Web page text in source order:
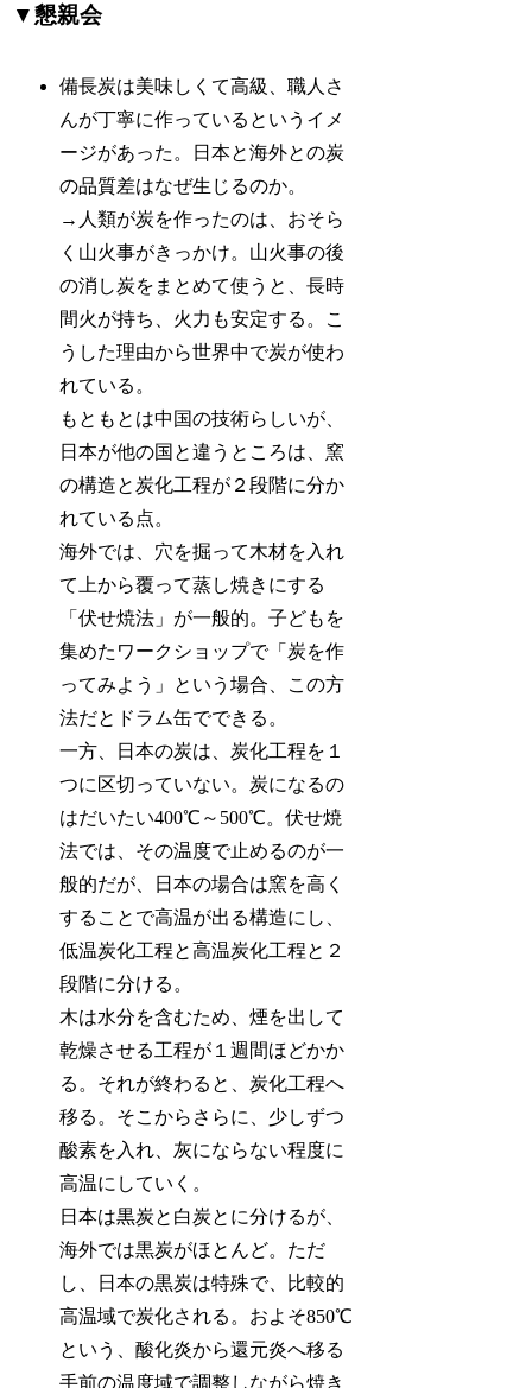
▼懇親会
備長炭は美味しくて高級、職人さ
んが丁寧に作っているというイメ
ージがあった。日本と海外との炭
の品質差はなぜ生じるのか。
→人類が炭を作ったのは、おそら
く山火事がきっかけ。山火事の後
の消し炭をまとめて使うと、長時
間火が持ち、火力も安定する。こ
うした理由から世界中で炭が使わ
れている。
もともとは中国の技術らしいが、
日本が他の国と違うところは、窯
の構造と炭化工程が２段階に分か
れている点。
海外では、穴を掘って木材を入れ
て上から覆って蒸し焼きにする
「伏せ焼法」が一般的。子どもを
集めたワークショップで「炭を作
ってみよう」という場合、この方
法だとドラム缶でできる。
一方、日本の炭は、炭化工程を１
つに区切っていない。炭になるの
はだいたい400℃～500℃。伏せ焼
法では、その温度で止めるのが一
般的だが、日本の場合は窯を高く
することで高温が出る構造にし、
低温炭化工程と高温炭化工程と２
段階に分ける。
木は水分を含むため、煙を出して
乾燥させる工程が１週間ほどかか
る。それが終わると、炭化工程へ
移る。そこからさらに、少しずつ
酸素を入れ、灰にならない程度に
高温にしていく。
日本は黒炭と白炭とに分けるが、
海外では黒炭がほとんど。ただ
し、日本の黒炭は特殊で、比較的
高温域で炭化される。およそ850℃
という、酸化炎から還元炎へ移る
手前の温度域で調整しながら焼き